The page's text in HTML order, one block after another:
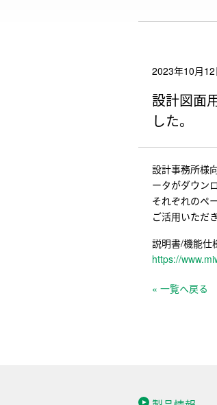
2023年10月12
設計図面
した。
設計事務所様
ータがダウン
それぞれのペ
ご活用いただ
説明書/機能仕
https://
« 一覧へ戻る